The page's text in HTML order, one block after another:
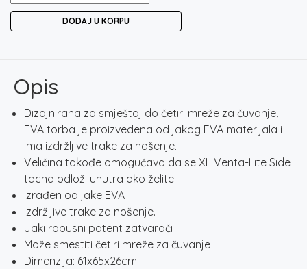
SUPERA
količina
DODAJ U KORPU
Opis
Dizajnirana za smještaj do četiri mreže za čuvanje,
EVA torba je proizvedena od jakog EVA materijala i
ima izdržljive trake za nošenje.
Veličina takođe omogućava da se XL Venta-Lite Side
tacna odloži unutra ako želite.
Izrađen od jake EVA
Izdržljive trake za nošenje.
Jaki robusni patent zatvarači
Može smestiti četiri mreže za čuvanje
Dimenzija: 61x65x26cm